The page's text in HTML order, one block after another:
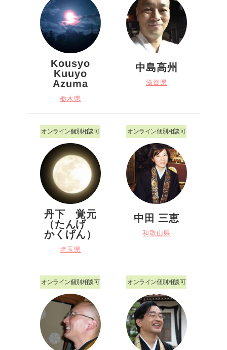
Kousyo
Kuuyo
Azuma
栃木県
中島高州
滋賀県
オンライン個別相談可
丹下 覚元
（たんげ
かくげん）
埼玉県
オンライン個別相談可
中田 三恵
和歌山県
オンライン個別相談可 オンライン個別相談可